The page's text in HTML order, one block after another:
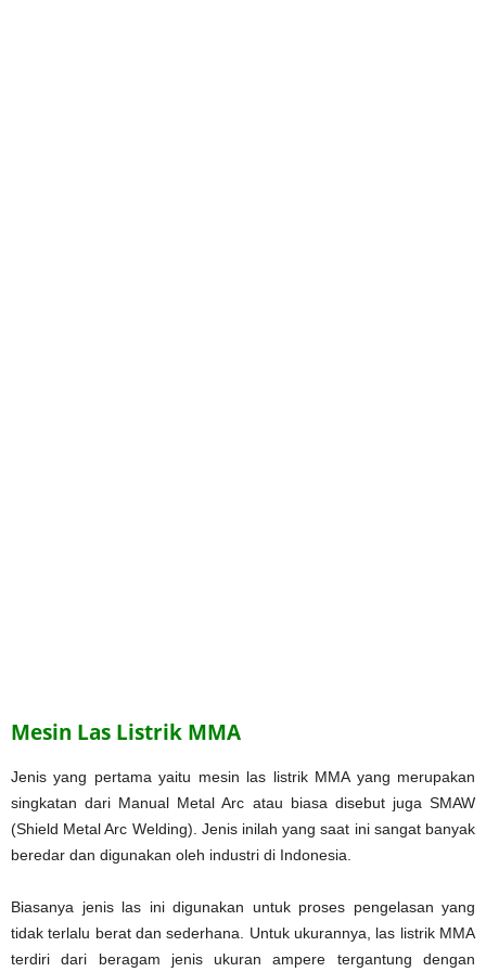
Mesin Las Listrik MMA
Jenis yang pertama yaitu mesin las listrik MMA yang merupakan
singkatan dari Manual Metal Arc atau biasa disebut juga SMAW
(Shield Metal Arc Welding). Jenis inilah yang saat ini sangat banyak
beredar dan digunakan oleh industri di Indonesia.
Biasanya jenis las ini digunakan untuk proses pengelasan yang
tidak terlalu berat dan sederhana. Untuk ukurannya, las listrik MMA
terdiri dari beragam jenis ukuran ampere tergantung dengan